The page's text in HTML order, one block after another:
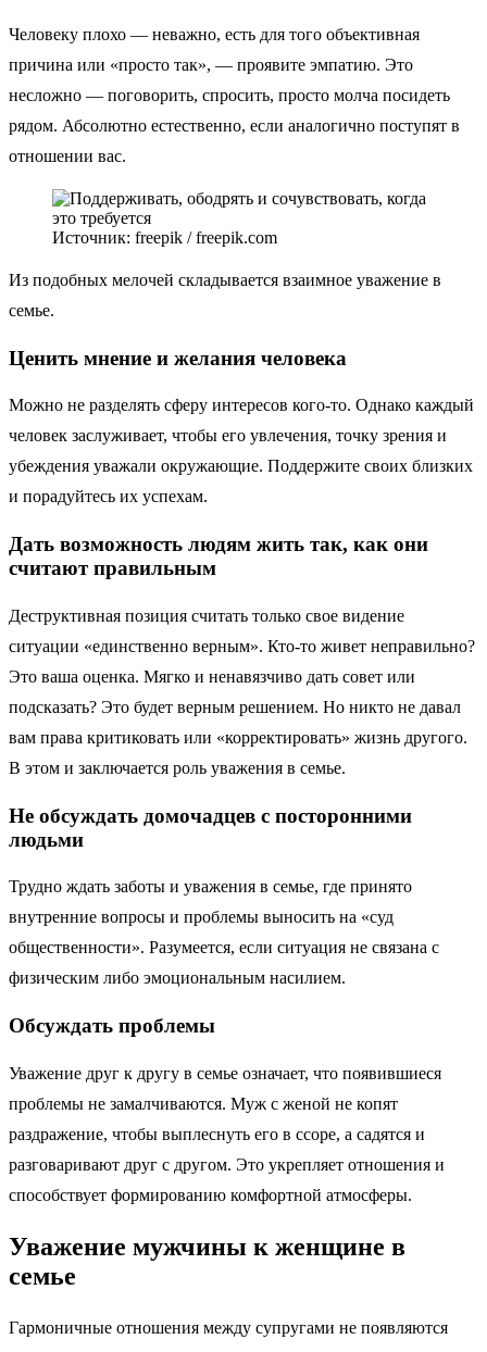
Человеку плохо — неважно, есть для того объективная
причина или «просто так», — проявите эмпатию. Это
несложно — поговорить, спросить, просто молча посидеть
рядом. Абсолютно естественно, если аналогично поступят в
отношении вас.
Источник: freepik / freepik.com
Из подобных мелочей складывается взаимное уважение в
семье.
Ценить мнение и желания человека
Можно не разделять сферу интересов кого-то. Однако каждый
человек заслуживает, чтобы его увлечения, точку зрения и
убеждения уважали окружающие. Поддержите своих близких
и порадуйтесь их успехам.
Дать возможность людям жить так, как они
считают правильным
Деструктивная позиция считать только свое видение
ситуации «единственно верным». Кто-то живет неправильно?
Это ваша оценка. Мягко и ненавязчиво дать совет или
подсказать? Это будет верным решением. Но никто не давал
вам права критиковать или «корректировать» жизнь другого.
В этом и заключается роль уважения в семье.
Не обсуждать домочадцев с посторонними
людьми
Трудно ждать заботы и уважения в семье, где принято
внутренние вопросы и проблемы выносить на «суд
общественности». Разумеется, если ситуация не связана с
физическим либо эмоциональным насилием.
Обсуждать проблемы
Уважение друг к другу в семье означает, что появившиеся
проблемы не замалчиваются. Муж с женой не копят
раздражение, чтобы выплеснуть его в ссоре, а садятся и
разговаривают друг с другом. Это укрепляет отношения и
способствует формированию комфортной атмосферы.
Уважение мужчины к женщине в
семье
Гармоничные отношения между супругами не появляются